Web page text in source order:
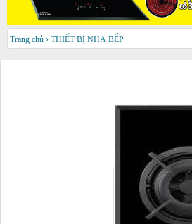
Trang chủ › THIẾT BỊ NHÀ BẾP